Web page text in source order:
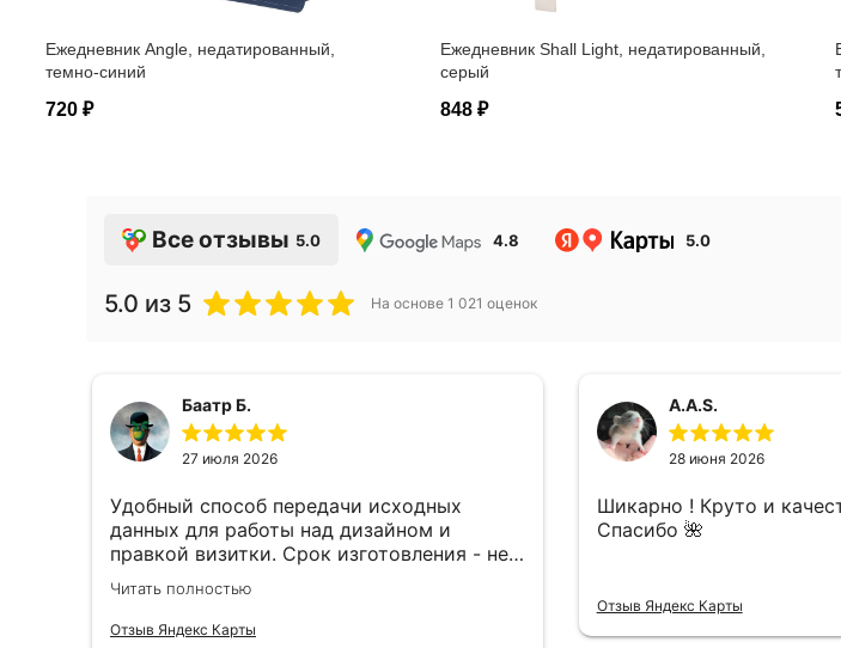
Ежедневник Angle, недатированный,
темно-синий
720 ₽
Ежедневник Shall Light, недатированный,
серый
848 ₽
Все отзывы 5.0 4.8 5.0
5.0 из 5 На основе 1 021 оценок
Баатр Б.
27 июля 2026
Удобный способ передачи исходных
данных для работы над дизайном и
правкой визитки. Срок изготовления - не
более 2 часов. Специалисты
компетентные. Офис находится в удобном
месте, найти не составило труда.
Читать полностью
Отзыв Яндекс Карты
A.A.S.
28 июня 2026
Шикарно ! Круто и
Спасибо 🌺
Отзыв Яндекс Карты